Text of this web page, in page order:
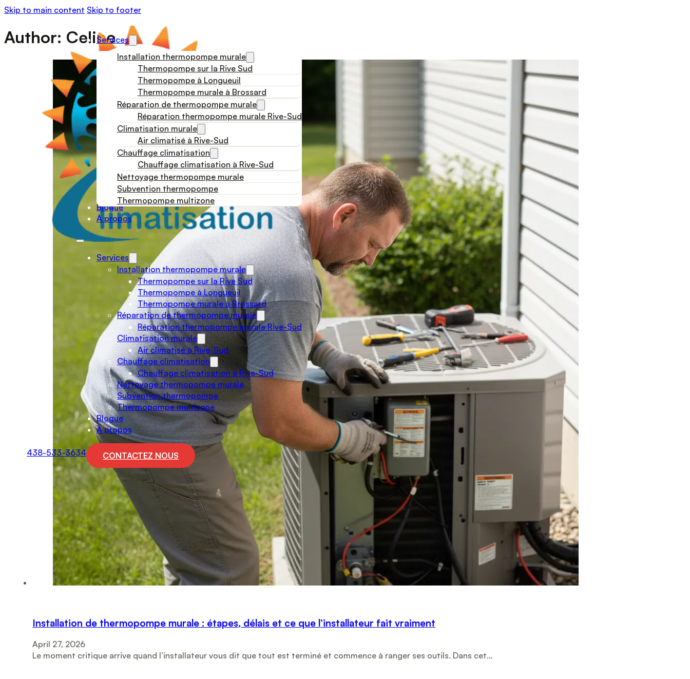
Skip to main content Skip to footer
Services
Installation thermopompe murale
Thermopompe sur la Rive Sud
Thermopompe à Longueuil
Thermopompe murale à Brossard
Réparation de thermopompe murale
Réparation thermopompe murale Rive-Sud
Climatisation murale
Air climatisé à Rive-Sud
Chauffage climatisation
Chauffage climatisation à Rive-Sud
Nettoyage thermopompe murale
Subvention thermopompe
Thermopompe multizone
Blogue
À propos
Services
Installation thermopompe murale
Thermopompe sur la Rive Sud
Thermopompe à Longueuil
Thermopompe murale à Brossard
Réparation de thermopompe murale
Réparation thermopompe murale Rive-Sud
Climatisation murale
Air climatisé à Rive-Sud
Chauffage climatisation
Chauffage climatisation à Rive-Sud
Nettoyage thermopompe murale
Subvention thermopompe
Thermopompe multizone
Blogue
À propos
438-533-3634 CONTACTEZ NOUS
Author: Celine
Installation de thermopompe murale : étapes, délais et ce que l’installateur fait vraiment
April 27, 2026
Le moment critique arrive quand l’installateur vous dit que tout est terminé et commence à ranger ses outils. Dans cet…